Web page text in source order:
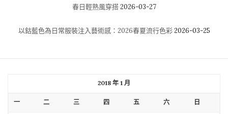
春日輕熟風穿搭 2026-03-27
以鈷藍色為日常服裝注入藝術感：2026春夏流行色彩 2026-03-25
2018 年 1 月
一 二 三 四 五 六 日